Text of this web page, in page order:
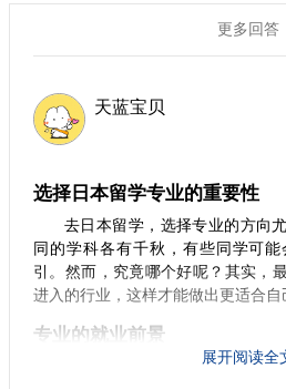
更多回答
天蓝宝贝
选择日本留学专业的重要性
去日本留学，选择专业的方向
同的学科各有千秋，有些同学可
引。然而，究竟哪个好呢？其实，
进入的行业，这样才能做出更适合自
专业的就业前景
对于想要从日本回国发展的同
展开阅读全